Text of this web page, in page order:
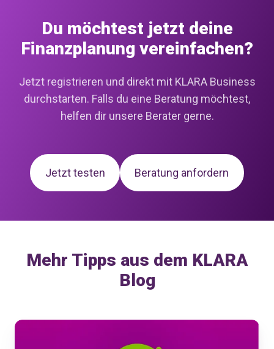
Du möchtest jetzt deine
Finanzplanung vereinfachen?
Jetzt registrieren und direkt mit KLARA Business
durchstarten. Falls du eine Beratung möchtest,
helfen dir unsere Berater gerne.
Jetzt testen Beratung anfordern
Mehr Tipps aus dem KLARA
Blog
KLARA